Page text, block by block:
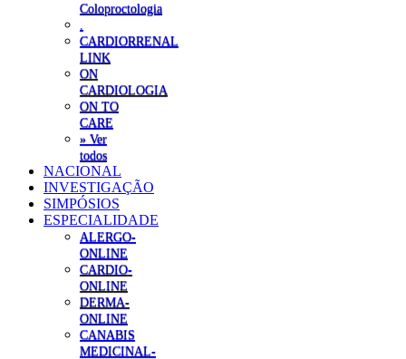
Coloproctologia
CARDIORRENAL
LINK
ON
CARDIOLOGIA
ON TO
CARE
» Ver
todos
NACIONAL
INVESTIGAÇÃO
SIMPÓSIOS
ESPECIALIDADE
ALERGO-
ONLINE
CARDIO-
ONLINE
DERMA-
ONLINE
CANABIS
MEDICINAL-